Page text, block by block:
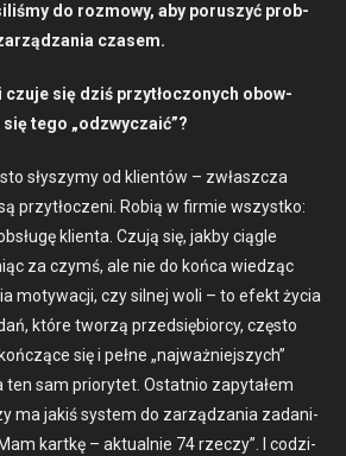
do roz­mowy, aby poruszyć prob­
cza­sem.
czu­je się dziś przytłoc­zonych obow­
tego „odzwycza­ić”?
słyszymy od klien­tów – zwłaszcza
przytłoczeni. Robią w fir­mie wszys­tko:
klien­ta. Czu­ją się, jak­by cią­gle
za czymś, ale nie do koń­ca wiedząc
motywacji, czy sil­nej woli – to efekt życia
które tworzą przed­siębior­cy, częs­to
się i pełne „najważniejszych”
sam pri­o­ry­tet. Ostat­nio zapy­tałem
ma jak­iś sys­tem do zarządza­nia zada­ni­
kartkę – aktu­al­nie 74 rzeczy”. I codzi­